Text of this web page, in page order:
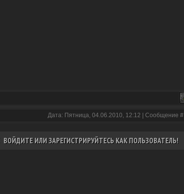
Дата: Пятница, 04.06.2010, 12:12 | Сообщение #
ВОЙДИТЕ ИЛИ ЗАРЕГИСТРИРУЙТЕСЬ КАК ПОЛЬЗОВАТЕЛЬ!